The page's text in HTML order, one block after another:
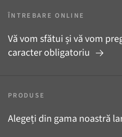
ÎNTREBARE ONLINE
Vă vom sfătui și vă vom
caracter obligatoriu
PRODUSE
Alegeți din gama noastră